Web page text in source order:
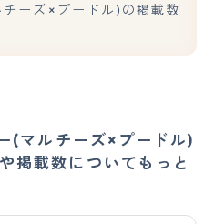
ーズ×プードル)の掲載数
(マルチーズ×プードル)
掲載数についてもっと